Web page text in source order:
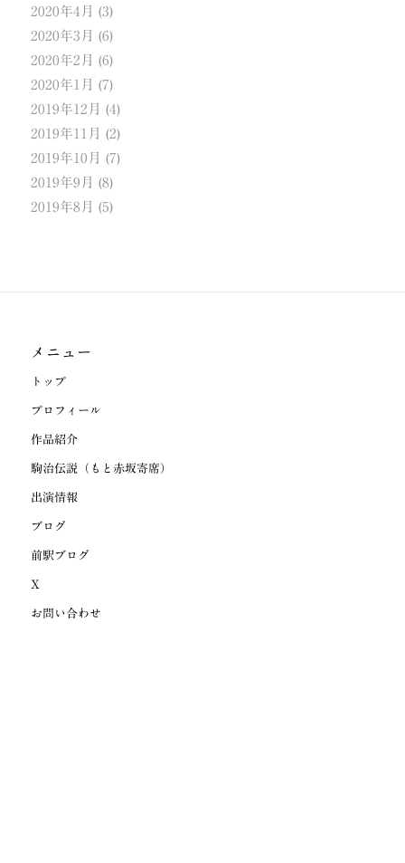
2020年4月 (3)
2020年3月 (6)
2020年2月 (6)
2020年1月 (7)
2019年12月 (4)
2019年11月 (2)
2019年10月 (7)
2019年9月 (8)
2019年8月 (5)
メニュー
トップ
プロフィール
作品紹介
駒治伝説（もと赤坂寄席）
出演情報
ブログ
前駅ブログ
X
お問い合わせ